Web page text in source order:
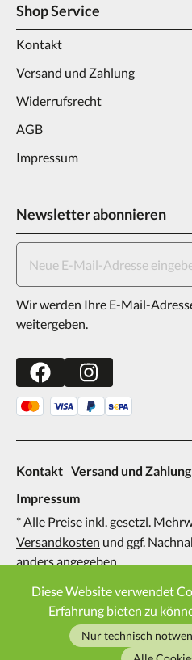
Shop Service
Kontakt
Versand und Zahlung
Widerrufsrecht
AGB
Impressum
Newsletter abonnieren
Wir werden Ihre E-Mail-
weitergeben.
Kontakt Versand und Zahlung
Impressum
* Alle Preise inkl. gesetzl.
Versandkosten und ggf.
anders angegeben.
2026
Diese Website verwendet
Erfahrung bieten zu
Nur technisch